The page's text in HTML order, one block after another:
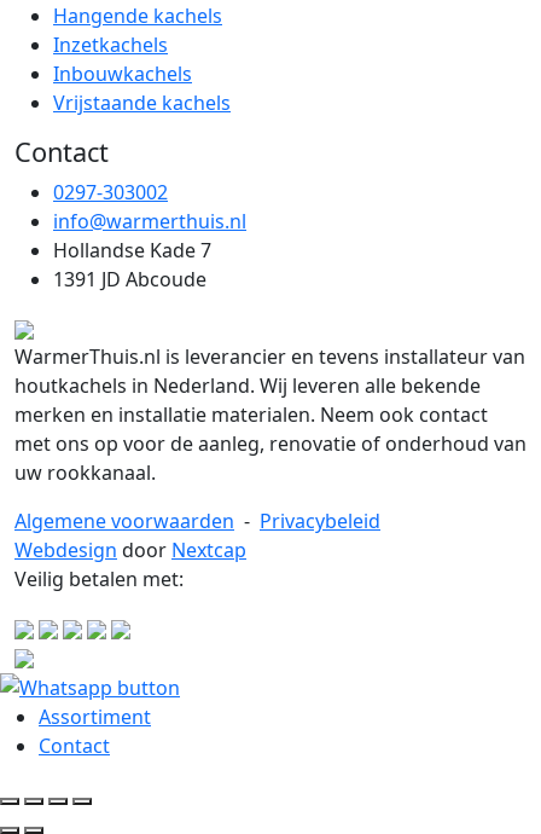
Hangende kachels
Inzetkachels
Inbouwkachels
Vrijstaande kachels
Contact
0297-303002
info@warmerthuis.nl
Hollandse Kade 7
1391 JD Abcoude
WarmerThuis.nl is leverancier en tevens installateur van
houtkachels in Nederland. Wij leveren alle bekende
merken en installatie materialen. Neem ook contact
met ons op voor de aanleg, renovatie of onderhoud van
uw rookkanaal.
Algemene voorwaarden - Privacybeleid
Webdesign door Nextcap
Veilig betalen met:
Assortiment
Contact